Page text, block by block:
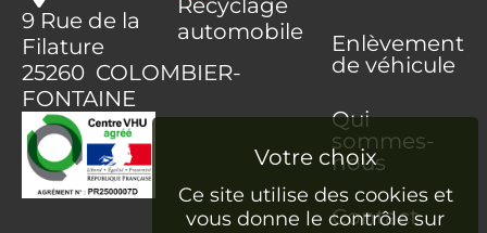
9 Rue de la
Filature
25260 COLOMBIER-
FONTAINE
Recyclage
automobile
Enlèvement
de véhicule
Qui
sommes-
nous
Contact
Ce site utilise des cookies et
vous donne le contrôle sur